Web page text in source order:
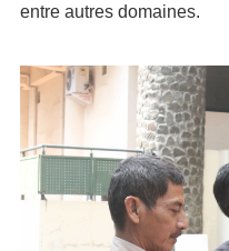
entre autres domaines.